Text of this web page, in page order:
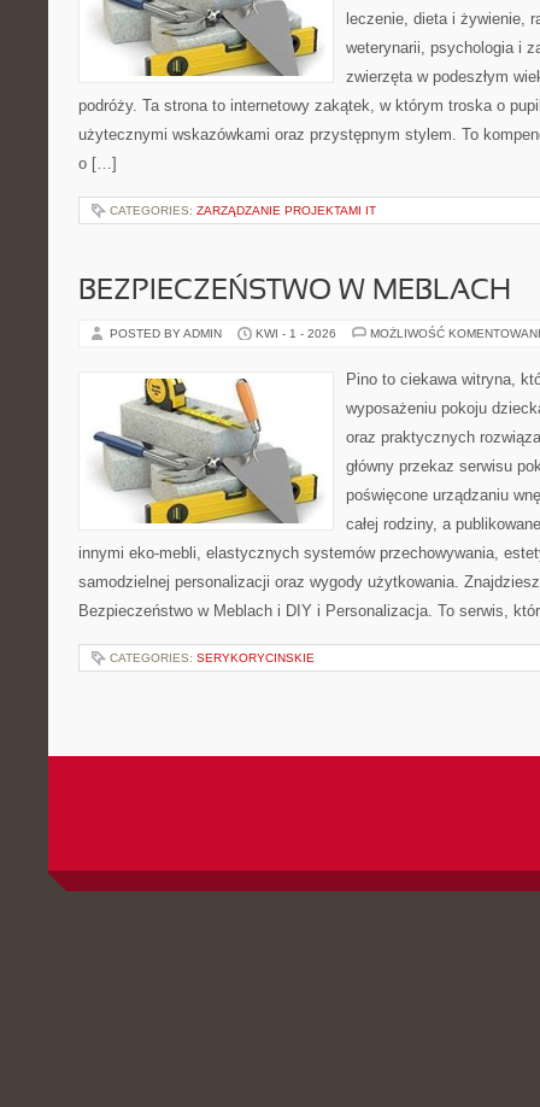
leczenie, dieta i żywienie,
weterynarii, psychologia i
zwierzęta w podeszłym
podróży. Ta strona to internetowy zakątek, w którym troska o
użytecznymi wskazówkami oraz przystępnym stylem. To
o […]
CATEGORIES: ZARZĄDZANIE PROJEKTAMI IT
BEZPIECZEŃSTWO W MEBLACH
POSTED BY ADMIN KWI - 1 - 2026 MOŻLIWOŚĆ
Pino to ciekawa witryna,
wyposażeniu pokoju
oraz praktycznych
główny przekaz serwisu
poświęcone urządzaniu
całej rodziny, a
innymi eko-mebli, elastycznych systemów przechowywania,
samodzielnej personalizacji oraz wygody użytkowania.
Bezpieczeństwo w Meblach i DIY i Personalizacja. To serwis,
CATEGORIES: SERYKORYCINSKIE